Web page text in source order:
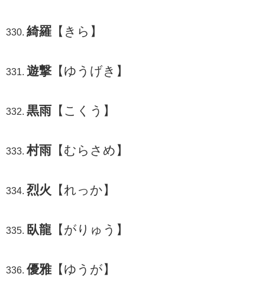
綺羅 【きら】
遊撃 【ゆうげき】
黒雨 【こくう】
村雨 【むらさめ】
烈火 【れっか】
臥龍 【がりゅう】
優雅【ゆうが】